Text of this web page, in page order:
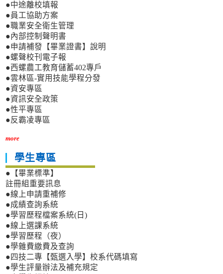
●中途離校填報
●員工協助方案
●職業安全衛生管理
●內部控制聲明書
●申請補發【畢業證書】說明
●螺聲校刊電子報
●西螺農工教育儲蓄402專戶
●雲林區-實用技能學程分發
●資安專區
●資訊安全政策
●性平專區
●反霸凌專區
more
學生專區
●【畢業標準】
註冊組重要訊息
●線上申請重補修
●成績查詢系統
●學習歷程檔案系統(日)
●線上選課系統
●學習歷程（夜）
●學雜費繳費及查詢
●四技二專【甄選入學】校系代碼填寫
●學生評量辦法及補充規定